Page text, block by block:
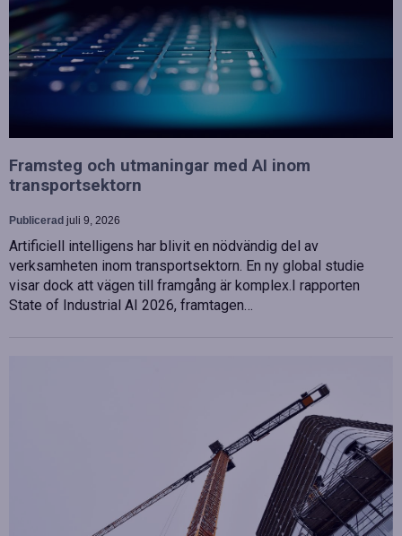
Framsteg och utmaningar med AI inom
transportsektorn
Publicerad juli 9, 2026
Artificiell intelligens har blivit en nödvändig del av
verksamheten inom transportsektorn. En ny global studie
visar dock att vägen till framgång är komplex.I rapporten
State of Industrial AI 2026, framtagen…